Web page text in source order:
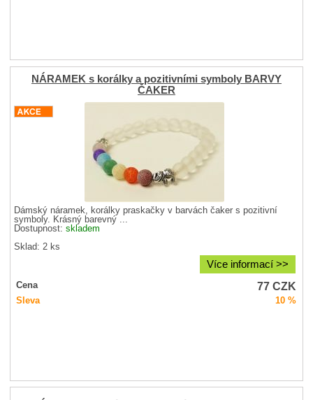
NÁRAMEK s korálky a pozitivními symboly BARVY
ČAKER
Dámský náramek, korálky praskačky v barvách čaker s pozitivní
symboly. Krásný barevný ...
Dostupnost:skladem
Sklad: 2 ks
Více informací >>
Cena 77CZK
Sleva 10 %